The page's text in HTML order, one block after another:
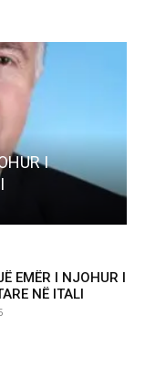
I
EMËR I NJOHUR I
NË ITALI